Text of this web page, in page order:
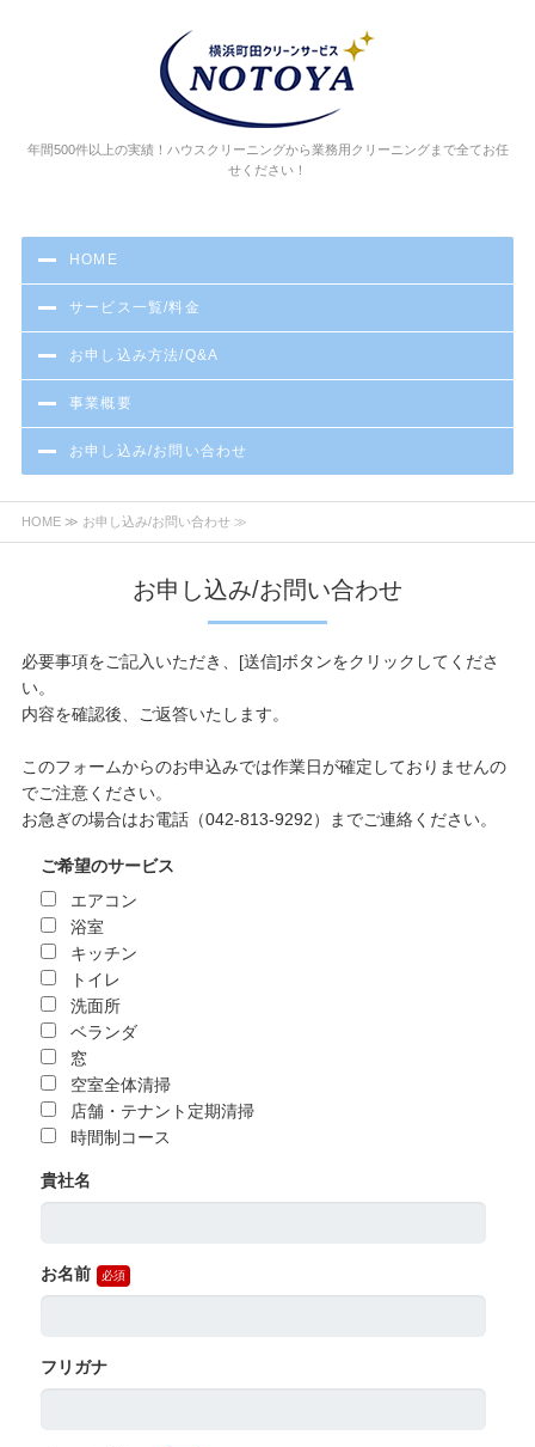
年間500件以上の実績！ハウスクリーニングから業務用クリーニングまで全てお任
せください！
HOME
サービス一覧/料金
お申し込み方法/Q&A
事業概要
お申し込み/お問い合わせ
HOME≫ お申し込み/お問い合わせ ≫
お申し込み/お問い合わせ
必要事項をご記入いただき、[送信]ボタンをクリックしてくださ
い。
内容を確認後、ご返答いたします。
このフォームからのお申込みでは作業日が確定しておりませんの
でご注意ください。
お急ぎの場合はお電話（042-813-9292）までご連絡ください。
ご希望のサービス
エアコン
浴室
キッチン
トイレ
洗面所
ベランダ
窓
空室全体清掃
店舗・テナント定期清掃
時間制コース
貴社名
お名前
フリガナ